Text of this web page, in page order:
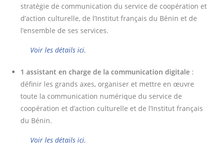
stratégie de communication du service de coopération et
d’action culturelle, de l’Institut français du Bénin et de
l’ensemble de ses services.
Voir les détails ici.
1 assistant en charge de la communication digitale :
définir les grands axes, organiser et mettre en œuvre
toute la communication numérique du service de
coopération et d’action culturelle et de l’Institut français
du Bénin.
Voir les détails ici.